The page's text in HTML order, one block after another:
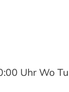
Uhr Wo